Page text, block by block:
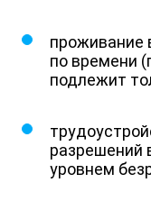
проживание
по времени
подлежит
разрешений
уровнем